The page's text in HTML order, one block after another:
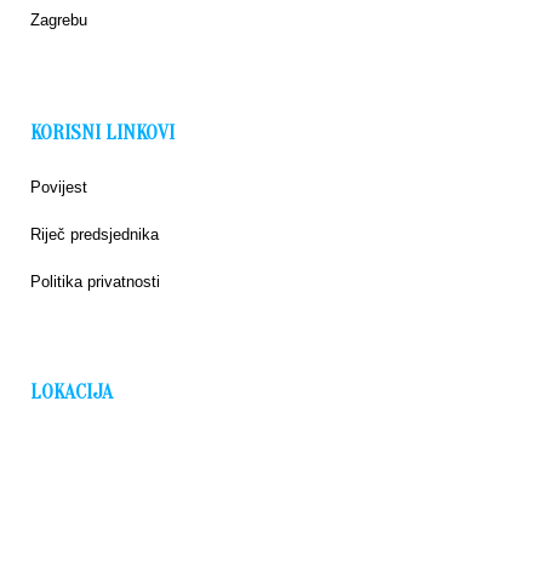
Zagrebu
KORISNI LINKOVI
Povijest
Riječ predsjednika
Politika privatnosti
LOKACIJA